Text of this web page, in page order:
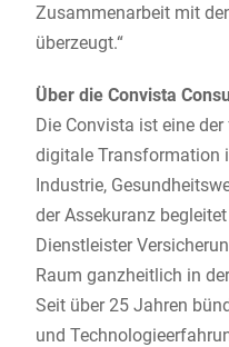
Zusammenarbeit mit
überzeugt.“
Über die Convista
Die Convista ist eine
digitale Transformation
Industrie,
der Assekuranz
Dienstleister
Raum ganzheitlich in
Seit über 25 Jahren
und